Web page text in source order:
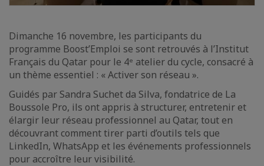
Dimanche 16 novembre, les participants du
programme Boost’Emploi se sont retrouvés à l’Institut
Français du Qatar pour le 4ᵉ atelier du cycle, consacré à
un thème essentiel : « Activer son réseau ».
Guidés par Sandra Suchet da Silva, fondatrice de La
Boussole Pro, ils ont appris à structurer, entretenir et
élargir leur réseau professionnel au Qatar, tout en
découvrant comment tirer parti d’outils tels que
LinkedIn, WhatsApp et les événements professionnels
pour accroître leur visibilité.